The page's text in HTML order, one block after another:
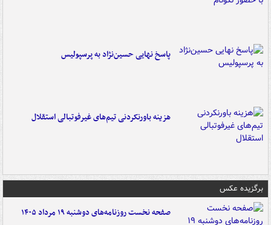
پاسخ نهایی حسین‌نژاد به پرسپولیس
هزینه باورنکردنی تیم‌های غیرفوتبالی استقلال
برگزیده عکس
صفحه نخست روزنامه‌های دوشنبه ۱۹ مرداد ۱۴۰۵